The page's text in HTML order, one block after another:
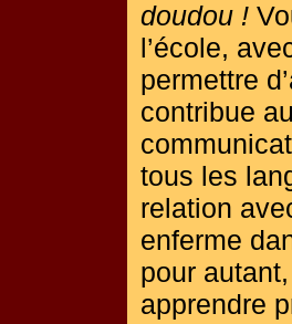
doudou !
l’école,
permettre
contribue
tous les
relation
enferme
pour
apprendre